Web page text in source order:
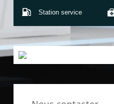
Station service